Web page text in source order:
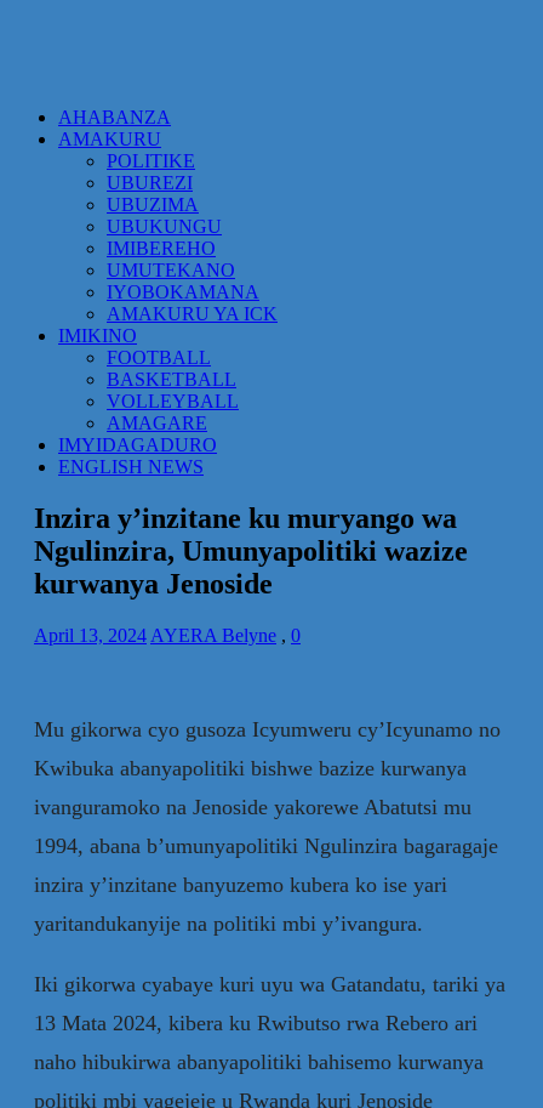
AHABANZA
AMAKURU
POLITIKE
UBUREZI
UBUZIMA
UBUKUNGU
IMIBEREHO
UMUTEKANO
IYOBOKAMANA
AMAKURU YA ICK
IMIKINO
FOOTBALL
BASKETBALL
VOLLEYBALL
AMAGARE
IMYIDAGADURO
ENGLISH NEWS
Inzira y’inzitane ku muryango wa
Ngulinzira, Umunyapolitiki wazize
kurwanya Jenoside
April 13, 2024 AYERA Belyne , 0
Mu gikorwa cyo gusoza Icyumweru cy’Icyunamo no
Kwibuka abanyapolitiki bishwe bazize kurwanya
ivanguramoko na Jenoside yakorewe Abatutsi mu
1994, abana b’umunyapolitiki Ngulinzira bagaragaje
inzira y’inzitane banyuzemo kubera ko ise yari
yaritandukanyije na politiki mbi y’ivangura.
Iki gikorwa cyabaye kuri uyu wa Gatandatu, tariki ya
13 Mata 2024, kibera ku Rwibutso rwa Rebero ari
naho hibukirwa abanyapolitiki bahisemo kurwanya
politiki mbi yagejeje u Rwanda kuri Jenoside